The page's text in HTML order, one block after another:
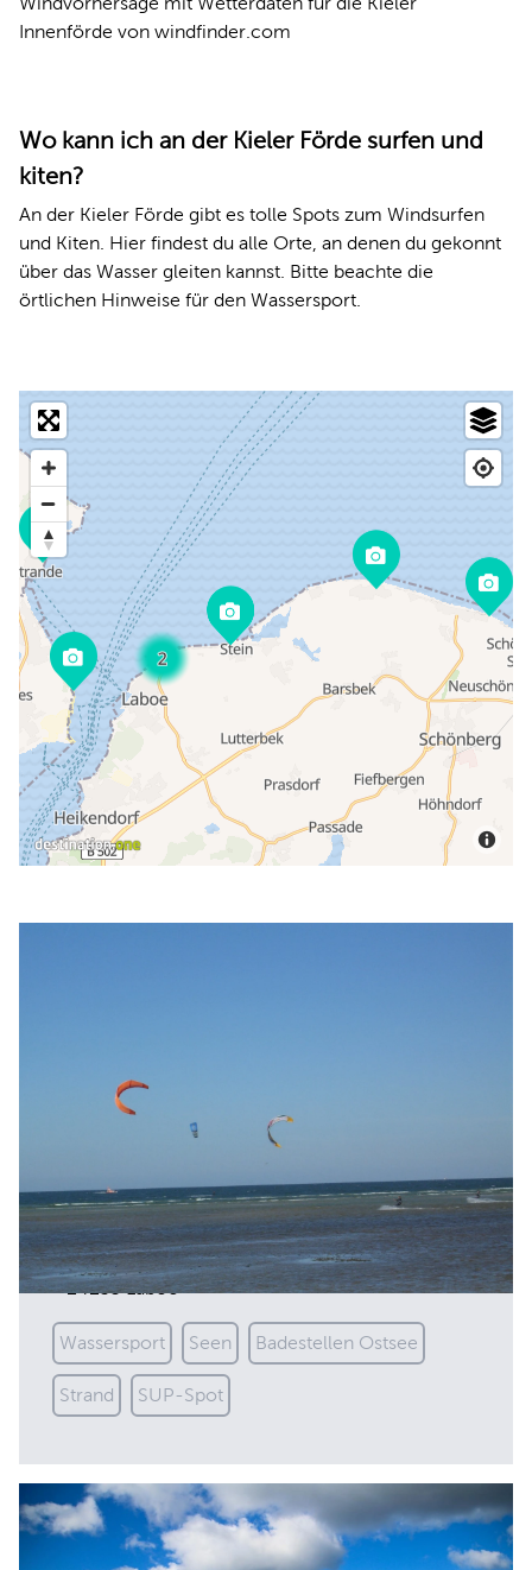
Innenförde von windfinder.com
Wo kann ich an der Kieler Förde surfen und
kiten?
An der Kieler Förde gibt es tolle Spots zum Windsurfen
und Kiten. Hier findest du alle Orte, an denen du gekonnt
über das Wasser gleiten kannst. Bitte beachte die
örtlichen Hinweise für den Wassersport.
Aukrog
An der Au 2
24235 Laboe
Wassersport Seen Badestellen Ostsee
Strand SUP-Spot